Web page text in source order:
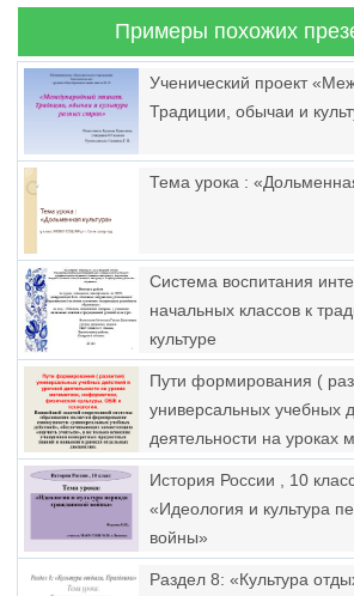
Примеры похожих
Ученический проект
Традиции, обычаи и
Тема урока :
Система воспитания
начальных классов к
культуре
Пути формирования (
универсальных учебных
деятельности на уроках
технологии
История России , 10
«Идеология и культура
войны»
Раздел 8: «Культура